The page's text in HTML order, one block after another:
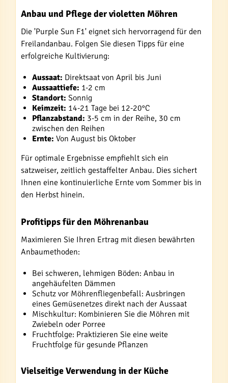
Anbau und Pflege der violetten Möhren
Die 'Purple Sun F1' eignet sich hervorragend für den
Freilandanbau. Folgen Sie diesen Tipps für eine
erfolgreiche Kultivierung:
Aussaat: Direktsaat von April bis Juni
Aussaattiefe: 1-2 cm
Standort: Sonnig
Keimzeit: 14-21 Tage bei 12-20°C
Pflanzabstand: 3-5 cm in der Reihe, 30 cm
zwischen den Reihen
Ernte: Von August bis Oktober
Für optimale Ergebnisse empfiehlt sich ein
satzweiser, zeitlich gestaffelter Anbau. Dies sichert
Ihnen eine kontinuierliche Ernte vom Sommer bis in
den Herbst hinein.
Profitipps für den Möhrenanbau
Maximieren Sie Ihren Ertrag mit diesen bewährten
Anbaumethoden:
Bei schweren, lehmigen Böden: Anbau in
angehäufelten Dämmen
Schutz vor Möhrenfliegenbefall: Ausbringen
eines Gemüsenetzes direkt nach der Aussaat
Mischkultur: Kombinieren Sie die Möhren mit
Zwiebeln oder Porree
Fruchtfolge: Praktizieren Sie eine weite
Fruchtfolge für gesunde Pflanzen
Vielseitige Verwendung in der Küche